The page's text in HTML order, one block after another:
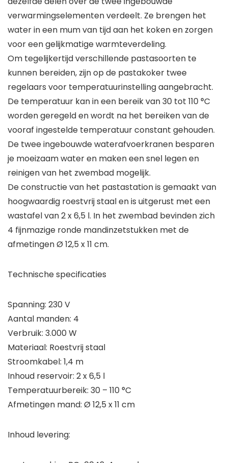
verwarmingselementen verdeelt. Ze brengen het
water in een mum van tijd aan het koken en zorgen
voor een gelijkmatige warmteverdeling.
Om tegelijkertijd verschillende pastasoorten te
kunnen bereiden, zijn op de pastakoker twee
regelaars voor temperatuurinstelling aangebracht.
De temperatuur kan in een bereik van 30 tot 110 °C
worden geregeld en wordt na het bereiken van de
vooraf ingestelde temperatuur constant gehouden.
De twee ingebouwde waterafvoerkranen besparen
je moeizaam water en maken een snel legen en
reinigen van het zwembad mogelijk.
De constructie van het pastastation is gemaakt van
hoogwaardig roestvrij staal en is uitgerust met een
wastafel van 2 x 6,5 l. In het zwembad bevinden zich
4 fijnmazige ronde mandinzetstukken met de
afmetingen Ø 12,5 x 11 cm.
Technische specificaties
Spanning: 230 V
Aantal manden: 4
Verbruik: 3.000 W
Materiaal: Roestvrij staal
Stroomkabel: 1,4 m
Inhoud reservoir: 2 x 6,5 l
Temperatuurbereik: 30 – 110 °C
Afmetingen mand: Ø 12,5 x 11 cm
Inhoud levering: